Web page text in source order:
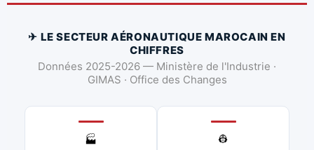
✈ LE SECTEUR AÉRONAUTIQUE MAROCAIN EN
CHIFFRES
Données 2025-2026 — Ministère de l'Industrie ·
GIMAS · Office des Changes
🏭
👷